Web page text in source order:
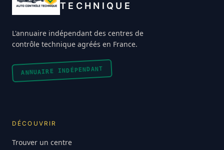
TECHNIQUE
L'annuaire indépendant des centres de
contrôle technique agréés en France.
ANNUAIRE INDÉPENDANT
DÉCOUVRIR
Trouver un centre